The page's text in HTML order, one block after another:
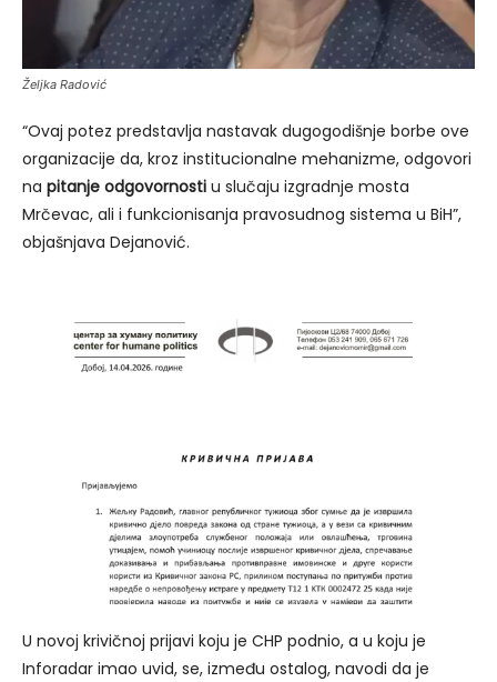
Željka Radović
“Ovaj potez predstavlja nastavak dugogodišnje borbe ove
organizacije da, kroz institucionalne mehanizme, odgovori
na pitanje odgovornosti u slučaju izgradnje mosta
Mrčevac, ali i funkcionisanja pravosudnog sistema u BiH”,
objašnjava Dejanović.
U novoj krivičnoj prijavi koju je CHP podnio, a u koju je
Inforadar imao uvid, se, između ostalog, navodi da je